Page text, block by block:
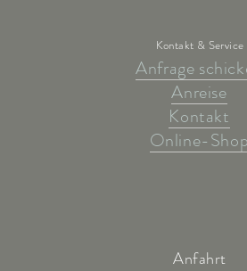
Kontakt & Service
Anfrage
Anreise
Kontakt
Online-Shop
Anfahrt